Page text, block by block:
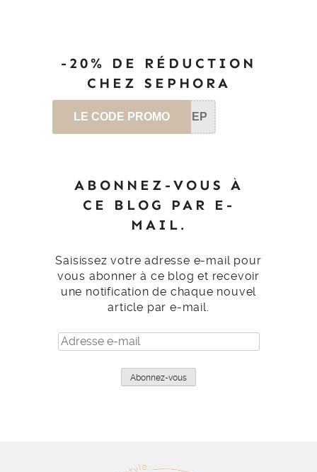
-20% DE RÉDUCTION
CHEZ SEPHORA
LE CODE PROMO SEP
ABONNEZ-VOUS À
CE BLOG PAR E-
MAIL.
Saisissez votre adresse e-mail pour
vous abonner à ce blog et recevoir
une notification de chaque nouvel
article par e-mail.
Adresse
e-
Abonnez-vous